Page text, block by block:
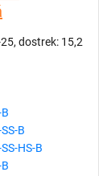
dostrek: 15,2
B
HS-B